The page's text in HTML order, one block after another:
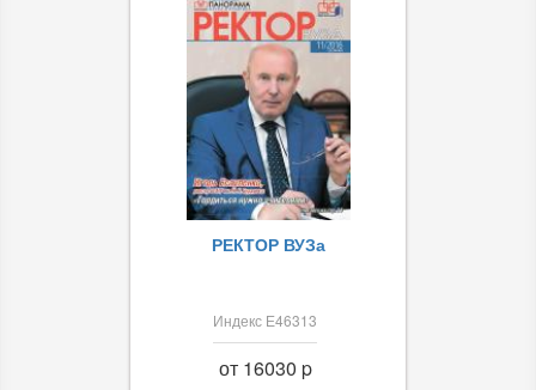
РЕКТОР ВУЗа
Индекс Е46313
от 16030 p